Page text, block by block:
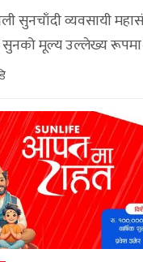
सुनचाँदी व्यवसायी
सुनको मूल्य उल्लेख्य
सुनको मूल्य आज